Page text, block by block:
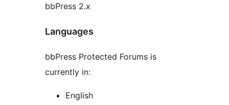
bbPress 2.x
Languages
bbPress Protected Forums is
currently in:
English